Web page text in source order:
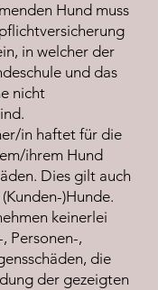
Hund muss
in welcher der
und das
nicht
in haftet für die
ihrem Hund
Dies gilt auch
)Hunde.
keinerlei
Personen-,
die
der gezeigten